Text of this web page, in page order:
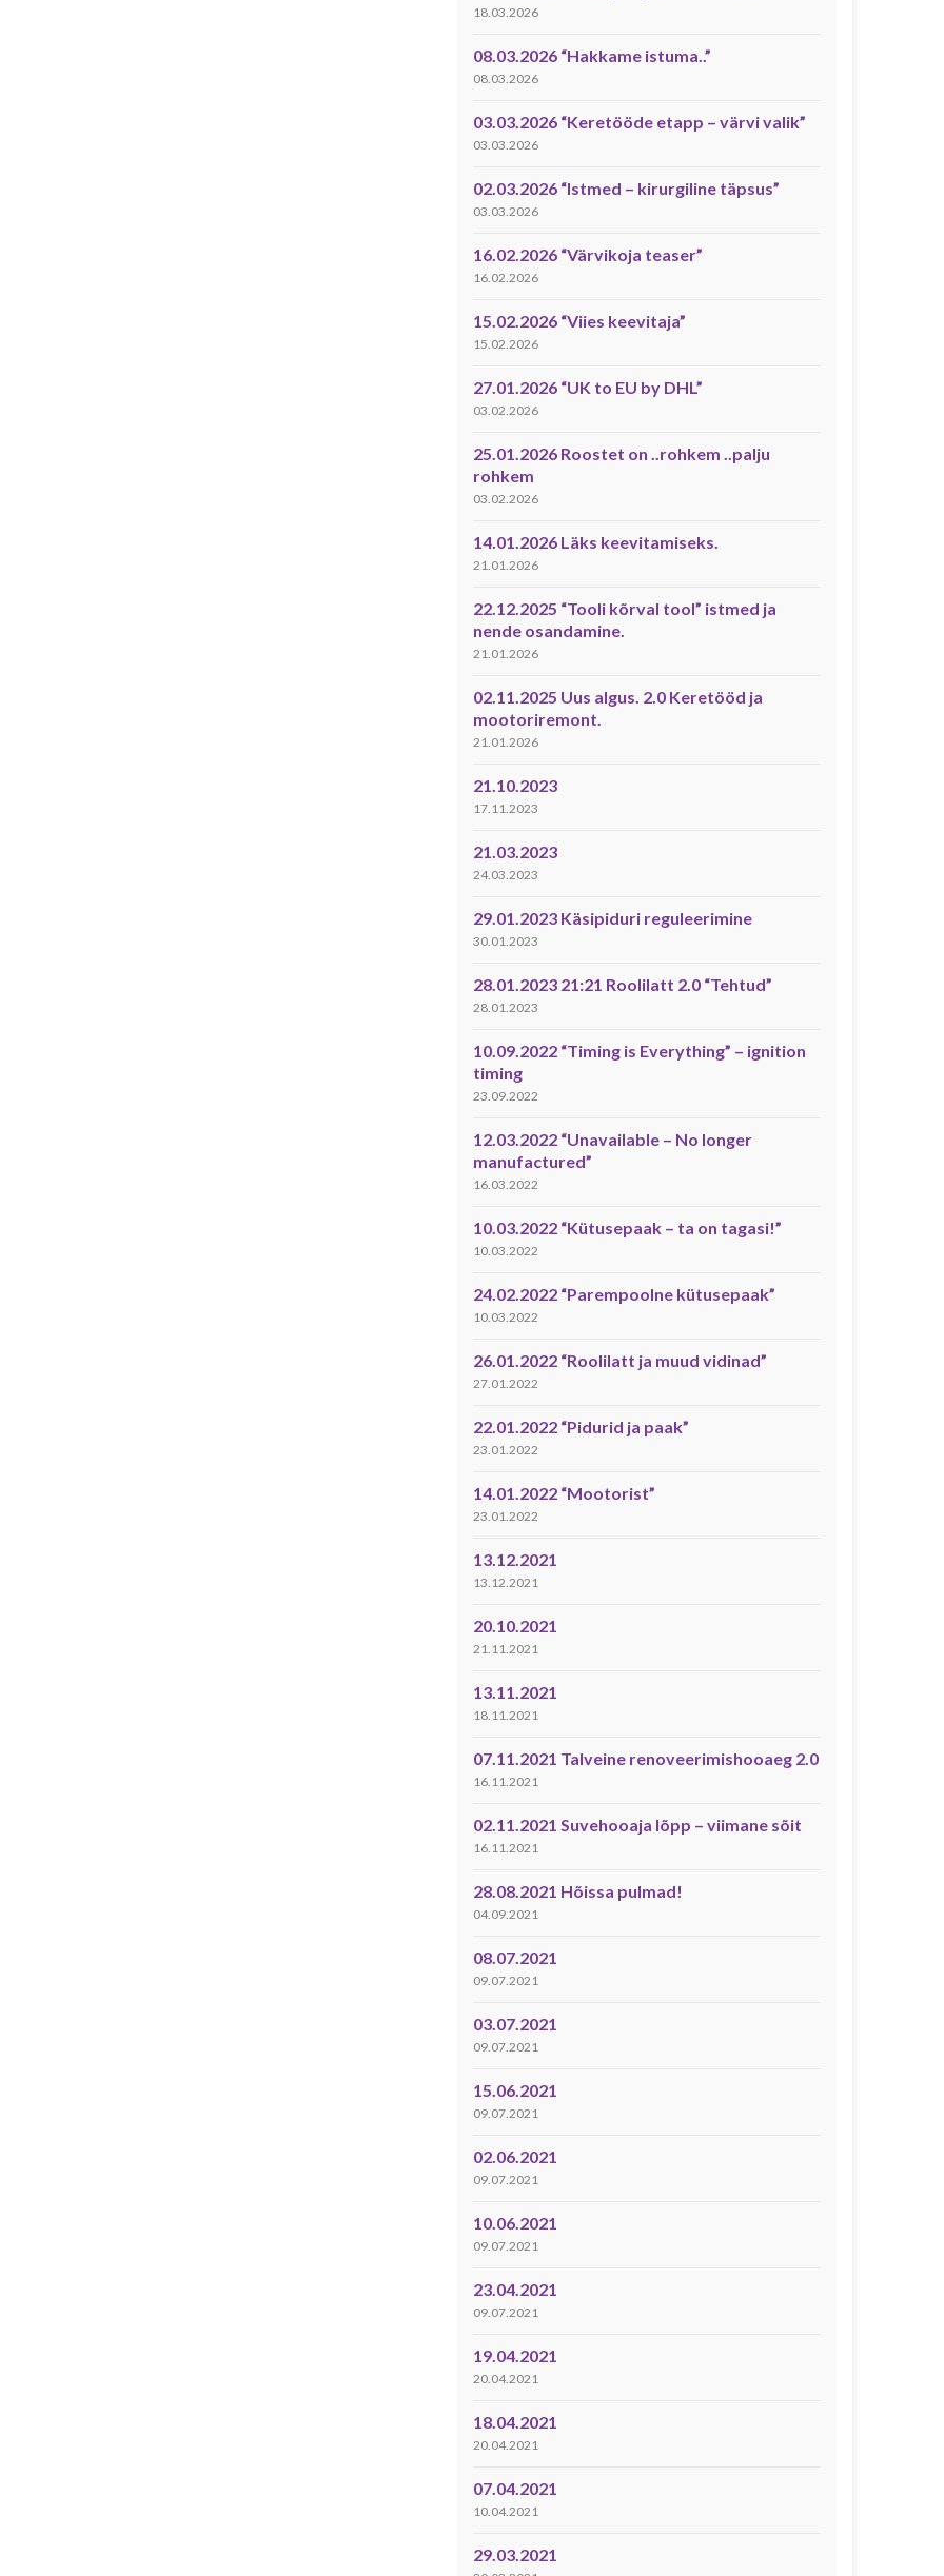
18.03.2026
08.03.2026 “Hakkame istuma..”
08.03.2026
03.03.2026 “Keretööde etapp – värvi valik”
03.03.2026
02.03.2026 “Istmed – kirurgiline täpsus”
03.03.2026
16.02.2026 “Värvikoja teaser”
16.02.2026
15.02.2026 “Viies keevitaja”
15.02.2026
27.01.2026 “UK to EU by DHL”
03.02.2026
25.01.2026 Roostet on ..rohkem ..palju
rohkem
03.02.2026
14.01.2026 Läks keevitamiseks.
21.01.2026
22.12.2025 “Tooli kõrval tool” istmed ja
nende osandamine.
21.01.2026
02.11.2025 Uus algus. 2.0 Keretööd ja
mootoriremont.
21.01.2026
21.10.2023
17.11.2023
21.03.2023
24.03.2023
29.01.2023 Käsipiduri reguleerimine
30.01.2023
28.01.2023 21:21 Roolilatt 2.0 “Tehtud”
28.01.2023
10.09.2022 “Timing is Everything” – ignition
timing
23.09.2022
12.03.2022 “Unavailable – No longer
manufactured”
16.03.2022
10.03.2022 “Kütusepaak – ta on tagasi!”
10.03.2022
24.02.2022 “Parempoolne kütusepaak”
10.03.2022
26.01.2022 “Roolilatt ja muud vidinad”
27.01.2022
22.01.2022 “Pidurid ja paak”
23.01.2022
14.01.2022 “Mootorist”
23.01.2022
13.12.2021
13.12.2021
20.10.2021
21.11.2021
13.11.2021
18.11.2021
07.11.2021 Talveine renoveerimishooaeg 2.0
16.11.2021
02.11.2021 Suvehooaja lõpp – viimane sõit
16.11.2021
28.08.2021 Hõissa pulmad!
04.09.2021
08.07.2021
09.07.2021
03.07.2021
09.07.2021
15.06.2021
09.07.2021
02.06.2021
09.07.2021
10.06.2021
09.07.2021
23.04.2021
09.07.2021
19.04.2021
20.04.2021
18.04.2021
20.04.2021
07.04.2021
10.04.2021
29.03.2021